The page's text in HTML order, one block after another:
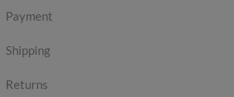
Payment
Shipping
Returns